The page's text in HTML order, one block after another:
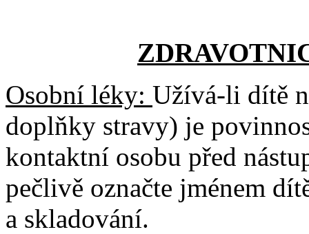
Osobní léky: Užívá-li dítě
doplňky stravy) je
kontaktní osobu před
pečlivě označte jménem
a skladování.